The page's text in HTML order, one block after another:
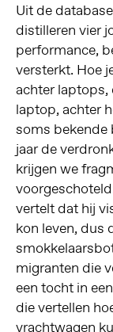
Uit de
distilleren vier
performance,
versterkt. Hoe
achter laptops,
laptop, achter
soms bekende
jaar de
krijgen we
vertelt dat hij
kon leven, dus
migranten die
een tocht in
die vertellen
vrachtwagen